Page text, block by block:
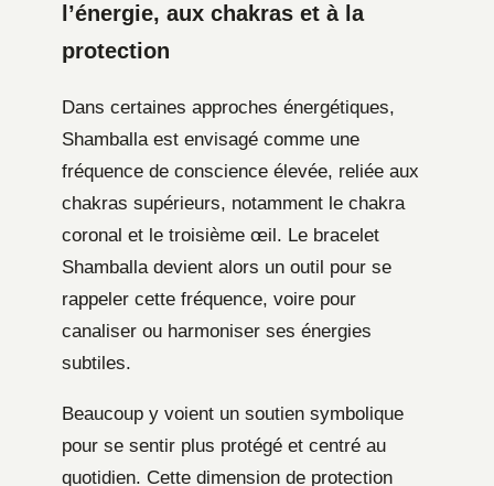
l’énergie, aux chakras et à la
protection
Dans certaines approches énergétiques,
Shamballa est envisagé comme une
fréquence de conscience élevée, reliée aux
chakras supérieurs, notamment le chakra
coronal et le troisième œil. Le bracelet
Shamballa devient alors un outil pour se
rappeler cette fréquence, voire pour
canaliser ou harmoniser ses énergies
subtiles.
Beaucoup y voient un soutien symbolique
pour se sentir plus protégé et centré au
quotidien. Cette dimension de protection